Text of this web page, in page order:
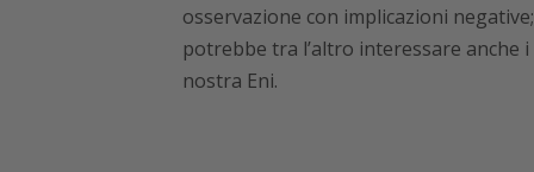
osservazione con implicazioni
potrebbe tra l’altro interessare anche
nostra Eni.